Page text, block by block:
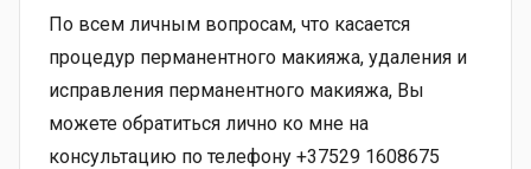
По всем личным вопросам, что касается
процедур перманентного макияжа, удаления и
исправления перманентного макияжа, Вы
можете обратиться лично ко мне на
консультацию по телефону +37529 1608675